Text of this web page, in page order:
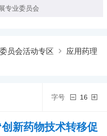
专业委员会
员会活动专区
应用药理
字号 16
新药物技术转移促